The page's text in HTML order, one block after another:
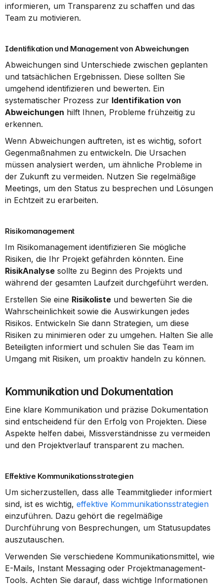
informieren, um Transparenz zu schaffen und das
Team zu motivieren.
Identifikation und Management von Abweichungen
Abweichungen sind Unterschiede zwischen geplanten
und tatsächlichen Ergebnissen. Diese sollten Sie
umgehend identifizieren und bewerten. Ein
systematischer Prozess zur Identifikation von
Abweichungen hilft Ihnen, Probleme frühzeitig zu
erkennen.
Wenn Abweichungen auftreten, ist es wichtig, sofort
Gegenmaßnahmen zu entwickeln. Die Ursachen
müssen analysiert werden, um ähnliche Probleme in
der Zukunft zu vermeiden. Nutzen Sie regelmäßige
Meetings, um den Status zu besprechen und Lösungen
in Echtzeit zu erarbeiten.
Risikomanagement
Im Risikomanagement identifizieren Sie mögliche
RisikAnalyse sollte zu Beginn des Projekts und
während der gesamten Laufzeit durchgeführt werden.
Erstellen Sie eine Risikoliste und bewerten Sie die
Wahrscheinlichkeit sowie die Auswirkungen jedes
Risikos. Entwickeln Sie dann Strategien, um diese
Risiken zu minimieren oder zu umgehen. Halten Sie alle
Beteiligten informiert und schulen Sie das Team im
Umgang mit Risiken, um proaktiv handeln zu können.
Kommunikation und Dokumentation
Eine klare Kommunikation und präzise Dokumentation
sind entscheidend für den Erfolg von Projekten. Diese
Aspekte helfen dabei, Missverständnisse zu vermeiden
und den Projektverlauf transparent zu machen.
Effektive Kommunikationsstrategien
Um sicherzustellen, dass alle Teammitglieder informiert
sind, ist es wichtig, effektive Kommunikationsstrategien
einzuführen. Dazu gehört die regelmäßige
Durchführung von Besprechungen, um Statusupdates
auszutauschen.
Verwenden Sie verschiedene Kommunikationsmittel, wie
E-Mails, Instant Messaging oder Projektmanagement-
Tools. Achten Sie darauf, dass wichtige Informationen